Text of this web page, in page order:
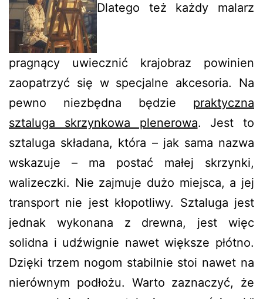
Dlatego też każdy malarz
pragnący uwiecznić krajobraz powinien
zaopatrzyć się w specjalne akcesoria. Na
pewno niezbędna będzie praktyczna
sztaluga skrzynkowa plenerowa. Jest to
sztaluga składana, która – jak sama nazwa
wskazuje – ma postać małej skrzynki,
walizeczki. Nie zajmuje dużo miejsca, a jej
transport nie jest kłopotliwy. Sztaluga jest
jednak wykonana z drewna, jest więc
solidna i udźwignie nawet większe płótno.
Dzięki trzem nogom stabilnie stoi nawet na
nierównym podłożu. Warto zaznaczyć, że